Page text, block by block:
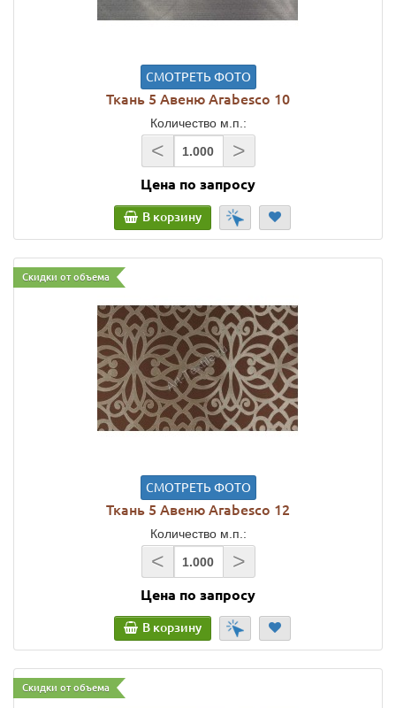
СМОТРЕТЬ ФОТО
Ткань 5 Авеню Arabesco 10
Количество м.п.:
< >
Цена по запросу
В корзину
Скидки от объема
СМОТРЕТЬ ФОТО
Ткань 5 Авеню Arabesco 12
Количество м.п.:
< >
Цена по запросу
В корзину
Скидки от объема